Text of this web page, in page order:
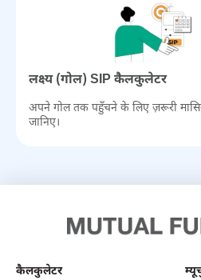
लक्ष्‍य (गोल) SIP कैलकुलेटर
अपने गोल तक पहुँचने के लिए ज़रूरी
जानिए।
कैलकुलेटर